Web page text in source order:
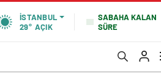
İSTANBUL
29° AÇIK
SABAHA KALAN
SÜRE